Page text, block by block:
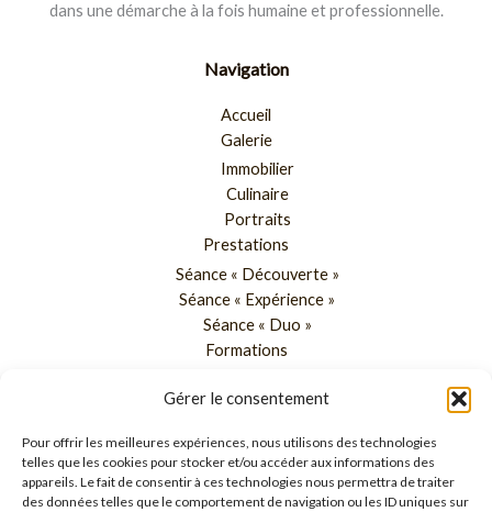
Gérer le consentement
Pour offrir les meilleures expériences, nous utilisons des technologies
telles que les cookies pour stocker et/ou accéder aux informations des
appareils. Le fait de consentir à ces technologies nous permettra de traiter
des données telles que le comportement de navigation ou les ID uniques sur
dans une démarche à la fois humaine et professionnelle.
Navigation
Accueil
Galerie
Immobilier
Culinaire
Portraits
Prestations
Séance « Découverte »
Séance « Expérience »
Séance « Duo »
Formations
À propos
Contact
06 07 80 84 34